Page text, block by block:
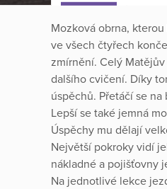
Mozková obrna,
ve všech čtyřech
zmírnění. Celý
dalšího cvičení. Díky
úspěchů. Přetáčí se
Lepší se také jemná
Úspěchy mu dělají
Největší pokroky vidí
nákladné a pojišťovny
Na jednotlivé lekce